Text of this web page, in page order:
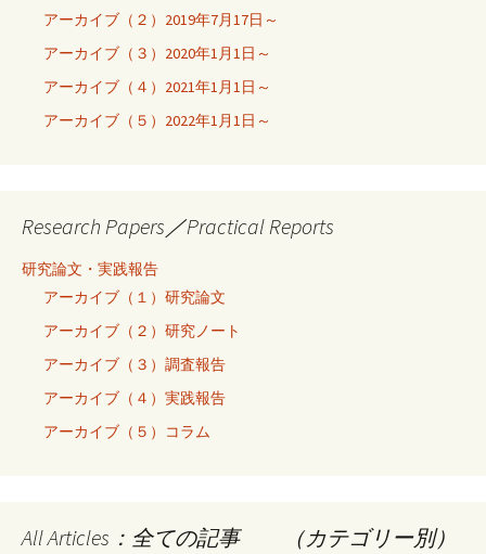
アーカイブ（２）2019年7月17日～
アーカイブ（３）2020年1月1日～
アーカイブ（４）2021年1月1日～
アーカイブ（５）2022年1月1日～
Research Papers／Practical Reports
研究論文・実践報告
アーカイブ（１）研究論文
アーカイブ（２）研究ノート
アーカイブ（３）調査報告
アーカイブ（４）実践報告
アーカイブ（５）コラム
All Articles：全ての記事 （カテゴリー別）